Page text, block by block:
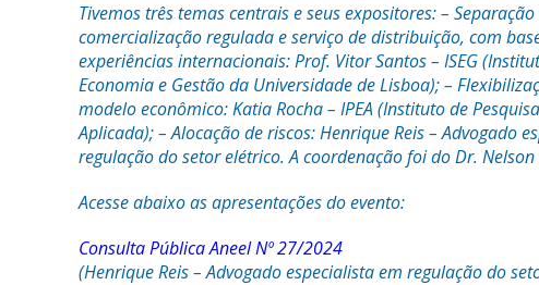
Tivemos três temas centrais e seus expositores: –
comercialização regulada e serviço de distribuição, com
experiências internacionais: Prof. Vitor Santos – ISEG
Economia e Gestão da Universidade de Lisboa); –
modelo econômico: Katia Rocha – IPEA (Instituto de
Aplicada); – Alocação de riscos: Henrique Reis – Advogado
regulação do setor elétrico. A coordenação foi do Dr.
Acesse abaixo as apresentações do evento:
Consulta Pública Aneel Nº 27/2024
(Henrique Reis – Advogado especialista em regulação do